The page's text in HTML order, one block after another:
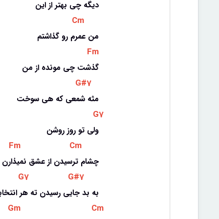
دیگه چی بهتر از این
Cm
من عمرم رو گذاشتم
Fm
گذشت چی مونده از من
G#7
مثه شمعی که هی سوخت
G7
ولی تو روز روشن
Fm Cm
چشام ترسیدن از عشق نمیذارن
G7 G#7
به بد جایی رسیدن ته هر
Gm Cm